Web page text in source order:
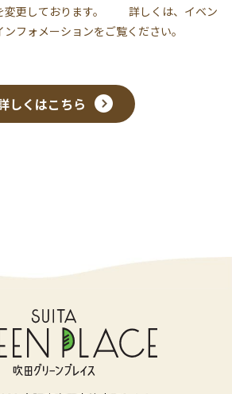
変更しております。 詳しくは、イベン
ンフォメーションをご覧ください。
しくはこちら